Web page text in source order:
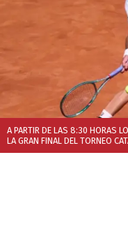
A PARTIR DE LAS 8:30 HORAS
LA GRAN FINAL DEL TORNEO